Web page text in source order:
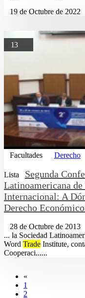
19 de Octubre de 2022
13
Facultades Derecho
Lista
Segunda
Latinoamericana
Internacional: A
Derecho
28 de Octubre de 2013
... la Sociedad
Word Trade Institute,
Cooperaci......
«
1
2